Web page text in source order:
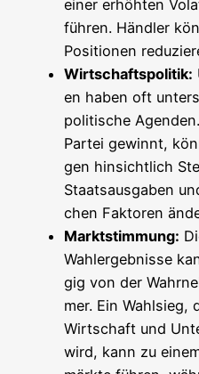
einer erhöh­ten
füh­ren. Händ­ler
Posi­tio­nen
Wirt­schafts­po­li­tik:
en haben oft
po­li­ti­sche
Par­tei gewinnt,
gen hin­sicht­lich
Staats­aus­ga­ben
chen Fak­to­ren
Markt­stim­mung:
Wahl­er­geb­nis­se
gig von der
mer. Ein
Wirt­schaft und
wird, kann zu